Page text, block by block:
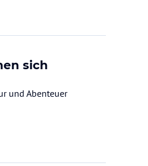
sich
und Abenteuer